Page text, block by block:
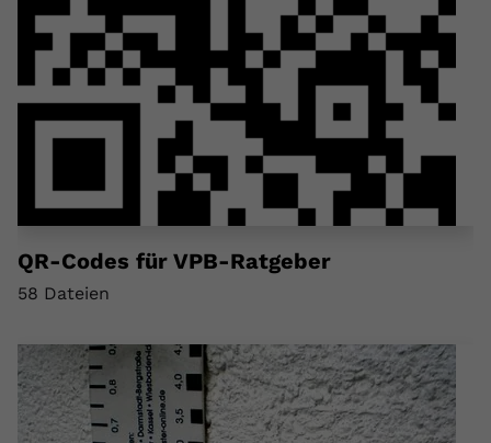
QR-Codes für VPB-Ratgeber
58 Dateien